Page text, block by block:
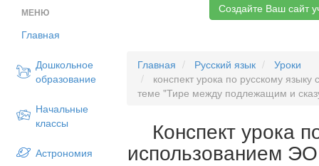
МЕНЮ
Главная
Дошкольное
образование
Начальные
классы
Астрономия
Создайте Ваш сайт
Главная Русский язык
Уроки
конспект урока по русскому
теме "Тире между подлежащим и
Конспект урока
использованием